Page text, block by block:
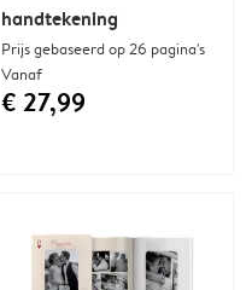
handtekening
Prijs gebaseerd op 26 pagina's
Vanaf
€ 27,99